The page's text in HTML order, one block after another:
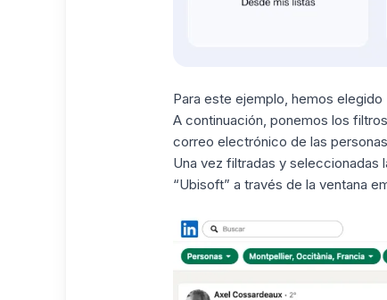
Para este ejemplo, hemos elegido
A continuación, ponemos los
correo electrónico de las
Una vez filtradas y seleccionadas
“Ubisoft” a través de la ventana